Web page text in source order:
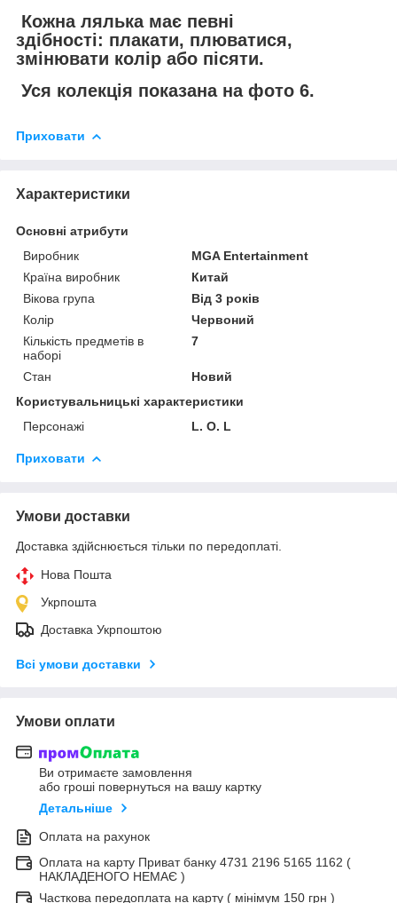
Кожна лялька має певні
здібності: плакати, плюватися,
змінювати колір або пісяти.
Уся колекція показана на фото 6.
Приховати
Характеристики
Основні атрибути
Виробник
MGA Entertainment
Країна виробник
Китай
Вікова група
Від 3 років
Колір
Червоний
Кількість предметів в
наборі
7
Стан
Новий
Користувальницькі характеристики
Персонажі
L. O. L
Приховати
Умови доставки
Доставка здійснюється тільки по передоплаті.
Нова Пошта
Укрпошта
Доставка Укрпоштою
Всі умови доставки
Умови оплати
Ви отримаєте замовлення
або гроші повернуться на вашу картку
Детальніше
Оплата на рахунок
Оплата на карту Приват банку 4731 2196 5165 1162 (
НАКЛАДЕНОГО НЕМАЄ )
Часткова передоплата на карту ( мінімум 150 грн )